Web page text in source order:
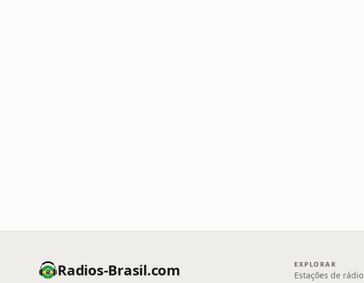
Radios-Brasil.com EXPLORAR
Estações de rádio